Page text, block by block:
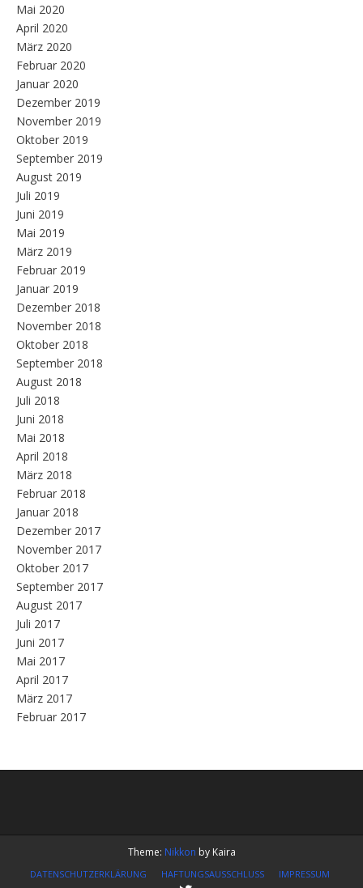
Mai 2020
April 2020
März 2020
Februar 2020
Januar 2020
Dezember 2019
November 2019
Oktober 2019
September 2019
August 2019
Juli 2019
Juni 2019
Mai 2019
März 2019
Februar 2019
Januar 2019
Dezember 2018
November 2018
Oktober 2018
September 2018
August 2018
Juli 2018
Juni 2018
Mai 2018
April 2018
März 2018
Februar 2018
Januar 2018
Dezember 2017
November 2017
Oktober 2017
September 2017
August 2017
Juli 2017
Juni 2017
Mai 2017
April 2017
März 2017
Februar 2017
Theme: Nikkon by Kaira
DATENSCHUTZERKLÄRUNG HAFTUNGSAUSSCHLUSS IMPRESSUM